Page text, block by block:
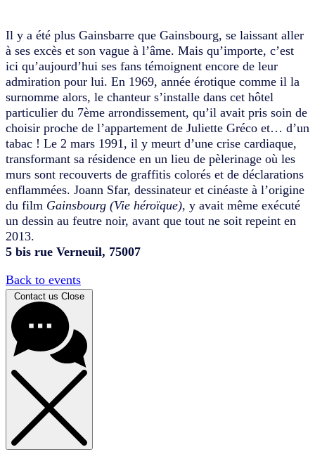
Il y a été plus Gainsbarre que Gainsbourg, se laissant aller
à ses excès et son vague à l’âme. Mais qu’importe, c’est
ici qu’aujourd’hui ses fans témoignent encore de leur
admiration pour lui. En 1969, année érotique comme il la
surnomme alors, le chanteur s’installe dans cet hôtel
particulier du 7ème arrondissement, qu’il avait pris soin de
choisir proche de l’appartement de Juliette Gréco et… d’un
tabac ! Le 2 mars 1991, il y meurt d’une crise cardiaque,
transformant sa résidence en un lieu de pèlerinage où les
murs sont recouverts de graffitis colorés et de déclarations
enflammées. Joann Sfar, dessinateur et cinéaste à l’origine
du film Gainsbourg (Vie héroïque), y avait même exécuté
un dessin au feutre noir, avant que tout ne soit repeint en
2013.
5 bis rue Verneuil, 75007
Back to events
Contact us Close